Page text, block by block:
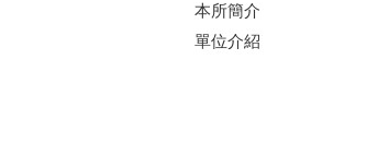
本所簡介
單位介紹